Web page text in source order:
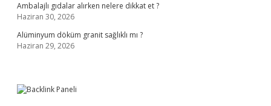
Ambalajlı gıdalar alırken nelere dikkat et ?
Haziran 30, 2026
Alüminyum döküm granit sağlıklı mı ?
Haziran 29, 2026